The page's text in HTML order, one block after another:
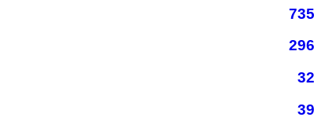
735
296
32
39